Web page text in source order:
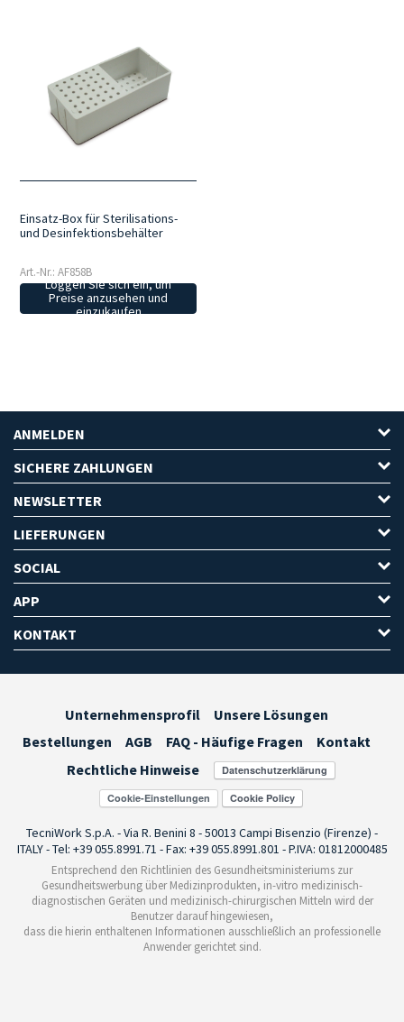
Einsatz-Box für Sterilisations-
und Desinfektionsbehälter
Art.-Nr.: AF858B
Loggen Sie sich ein, um
Preise anzusehen und
einzukaufen
ANMELDEN
SICHERE ZAHLUNGEN
NEWSLETTER
LIEFERUNGEN
SOCIAL
APP
KONTAKT
Unternehmensprofil
Unsere Lösungen
Bestellungen
AGB FAQ - Häufige Fragen
Kontakt
Rechtliche Hinweise
Cookie-Einstellungen
TecniWork S.p.A. - Via R. Benini 8 - 50013 Campi Bisenzio (Firenze) -
ITALY - Tel: +39 055.8991.71 - Fax: +39 055.8991.801 - P.IVA: 01812000485
Entsprechend den Richtlinien des Gesundheitsministeriums zur
Gesundheitswerbung über Medizinprodukten, in-vitro medizinisch-
diagnostischen Geräten und medizinisch-chirurgischen Mitteln wird der
Benutzer darauf hingewiesen,
dass die hierin enthaltenen Informationen ausschließlich an professionelle
Anwender gerichtet sind.